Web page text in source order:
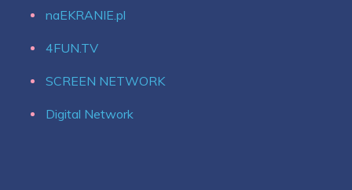
naEKRANIE.pl
4FUN.TV
SCREEN NETWORK
Digital Network